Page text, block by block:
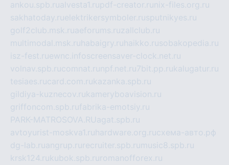
ankou.spb.rualvesta1.rupdf-creator.ru nix-files.org.ru
sakhatoday.ruelektrikersymboler.rusputnikyes.ru
golf2club.msk.ruaeforums.ruzallclub.ru
multimodal.msk.ru habaigry.ru haikko.rusobakopedia.ru
isz-fest.ruewnc.infoscreensaver-clock.net.ru
volnav.spb.rucomnat.ru npf.net.ru7bit.pp.rukalugatur.ru
tesiaes.rucard.com.rukazanka.spb.ru
gildiya-kuznecov.rukameryboavision.ru
griffoncom.spb.rufabrika-emotsiy.ru
PARK-MATROSOVA.RUagat.spb.ru
avtoyurist-moskva1.ru hardware.org.ruсхема-авто.рф
dg-lab.ruangrup.ru recruiter.spb.ru music8.spb.ru
krsk124.rukubok.spb.ru romanofforex.ru